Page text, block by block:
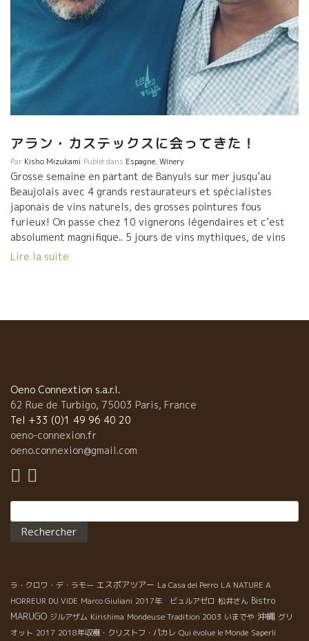
アラン・カステックスに会ってきた！
Par Kisho Mizukami Publié dans Espagne,Winery
Grosse semaine en partant de Banyuls sur mer jusqu’au
Beaujolais avec 4 grands restaurateurs et spécialistes
japonais de vins naturels, des grosses pointures fous
furieux! On passe chez 10 vignerons légendaires et c’est
absolument magnifique.. 5 jours de vins mythiques, de vins
rares, de repas énormes et de grande gastronomie. Merci à
Lire la suite
Oeno Connextion s.a.r.l.
62 Rue de Turbigo, 75003 Paris, France
Tel +33 (0)1 49 96 40 20
oeno-connexion.fr
oeno.connexion@gmail.com
ラ・クロワ・デ・ラモー エスポアツアー La Casa del Perro LA NATURE A
HORREUR DU VIDE Marco Giuliani 2017年 ビュルアゼロ 松井さん Bistro
MARUGO ジルアザム Kirishima Mondeuse Tradition 2003 いまでや 沖縄 グリ
オット 2017 2018年収穫・クリストフ・パカレ Qui évolue le Monde Saperli